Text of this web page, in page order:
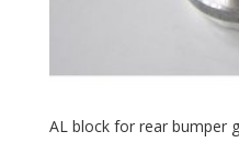
AL block for rear bumper